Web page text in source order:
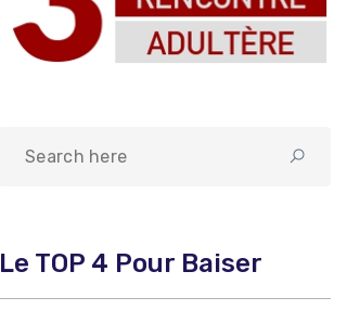
Le TOP 4 Pour Baiser